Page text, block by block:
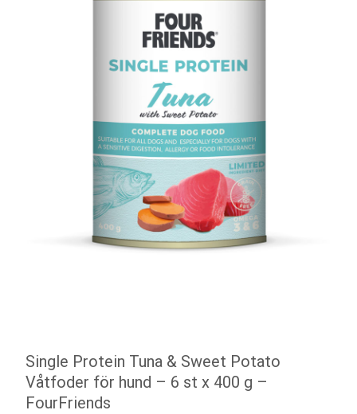
Single Protein Tuna & Sweet Potato
Våtfoder för hund – 6 st x 400 g –
FourFriends